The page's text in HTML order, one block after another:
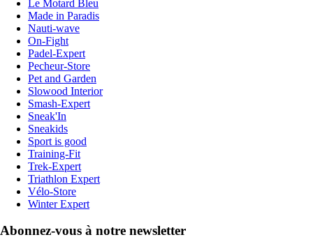
Le Motard Bleu
Made in Paradis
Nauti-wave
On-Fight
Padel-Expert
Pecheur-Store
Pet and Garden
Slowood Interior
Smash-Expert
Sneak'In
Sneakids
Sport is good
Training-Fit
Trek-Expert
Triathlon Expert
Vélo-Store
Winter Expert
Abonnez-vous à notre newsletter